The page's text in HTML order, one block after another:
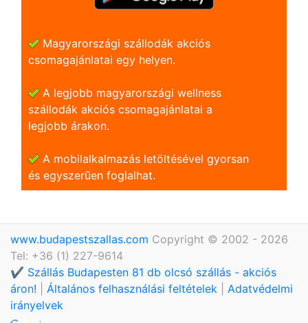
Magyarországi szállodák akciós
csomagajánlatai egy helyen.
A legjobb magyarországi wellness
szállodák akciós csomagajánlatai a
legjobb árakon.
A mobilalkalmazás letöltésével gyorsan
és egyszerũen foglalhat.
www.budapestszallas.com Copyright © 2002 - 2026
Tel: +36 (1) 227-9614
✔️ Szállás Budapesten 81 db olcsó szállás - akciós
áron!
Általános felhasználási feltételek
Adatvédelmi
irányelvek